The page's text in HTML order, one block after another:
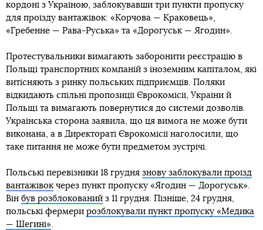
кордоні з Україною, заблокувавши три пункти пропуску
для проїзду вантажівок: «Корчова — Краковець»,
«Гребенне — Рава-Руська» та «Дорогуськ — Ягодин».
Протестувальники вимагають заборонити реєстрацію в
Польщі транспортних компаній з іноземним капіталом, які
витісняють з ринку польських підприємців. Поляки
відкидають спільні пропозиції Єврокомісії, України й
Польщі та вимагають повернутися до системи дозволів.
Українська сторона заявила, що ця вимога не може бути
виконана, а в Директораті Єврокомісії наголосили, що
таке питання не може бути предметом зустрічі.
Польські перевізники 18 грудня знову заблокували проїзд
вантажівок через пункт пропуску «Ягодин — Дорогуськ».
Він був розблокований з 11 грудня. Пізніше, 24 грудня,
польські фермери розблокували пункт пропуску «Медика
— Шегині».